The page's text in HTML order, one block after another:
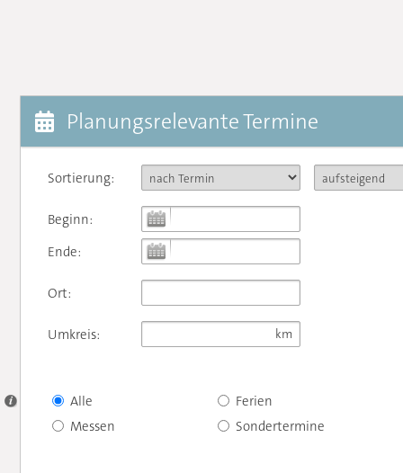
Planungsrelevante Termine
Sortierung:
Beginn:
Ende:
Ort:
Umkreis:
Alle
Messen
Ferien
Sondertermine